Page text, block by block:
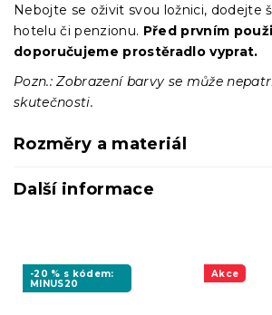
Nebojte se oživit svou ložnici, dodejte
hotelu či penzionu. Před prvním
doporučujeme prostěradlo vyprat.
Pozn.: Zobrazení barvy se může
skutečnosti.
Rozměry a materiál
Další informace
-20 % s kódem:
MINUS20
Akce